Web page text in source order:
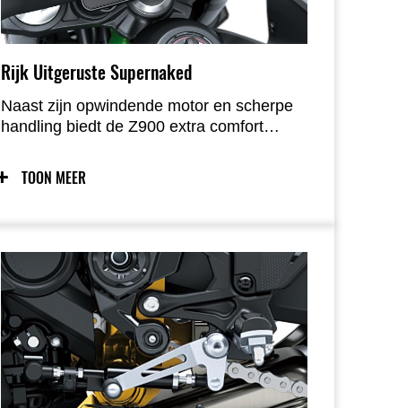
Rijk Uitgeruste Supernaked
Naast zijn opwindende motor en scherpe
handling biedt de Z900 extra comfort
display, spraakbediening en elektronische
cruisecontrol — voor nog meer rijplezier,
TOON MEER